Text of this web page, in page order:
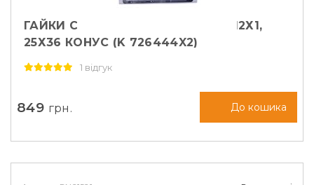
ГАЙКИ СЕКРЕТНІ TECHNOLOCK М12Х1,
25Х36 КОНУС (K 726444X2)
1 відгук
849 грн. До кошика